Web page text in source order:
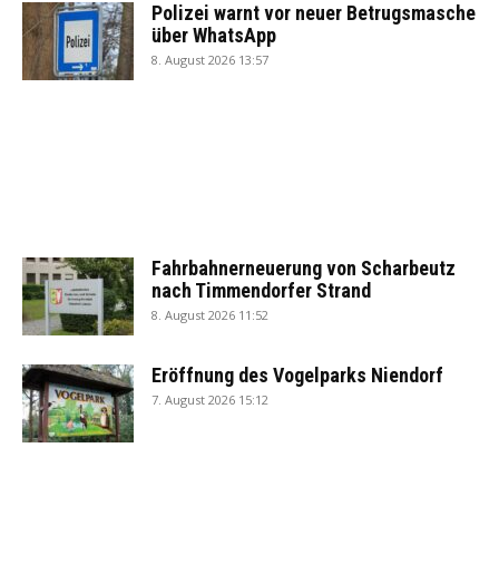
Polizei warnt vor neuer Betrugsmasche
über WhatsApp
8. August 2026 13:57
Fahrbahnerneuerung von Scharbeutz
nach Timmendorfer Strand
8. August 2026 11:52
Eröffnung des Vogelparks Niendorf
7. August 2026 15:12